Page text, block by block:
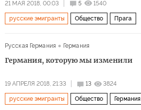
21 МАЯ 2018, 00:03 5 1540
русские эмигранты Общество Прага
Русская Германия Германия
Германия, которую мы изменили
19 АПРЕЛЯ 2018, 21:33 13 3824
русские эмигранты Общество Германия